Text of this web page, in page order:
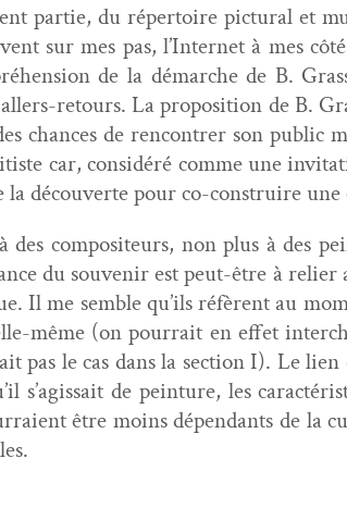
par­tie, du réper­toire pic­tur­al et
sur mes pas, l’Internet à mes
de la démarche de B.
retours. La propo­si­tion de B.
chances de ren­con­tr­er son pub­lic
car, con­sid­éré comme une
la décou­verte pour co-con­stru­ire
com­pos­i­teurs, non plus à des
du sou­venir est peut-être à reli­er
Il me sem­ble qu’ils réfèrent au
même (on pour­rait en effet
pas le cas dans la sec­tion I). Le
s’agissait de pein­ture, les
être moins dépen­dants de la